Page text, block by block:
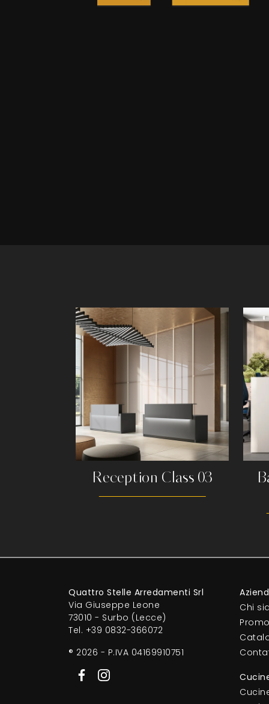
Reception Class 03
Quattro Stelle Arredamenti Srl
Via Giuseppe Leone
73010 - Surbo (Lecce)
Tel. +39 0832-366072
® 2026 - P.IVA 04169910751
Chi